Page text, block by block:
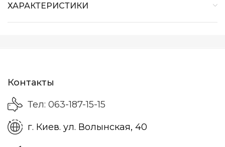
ХАРАКТЕРИСТИКИ
Контакты
Тел: 063-187-15-15
г. Киев. ул. Волынская, 40